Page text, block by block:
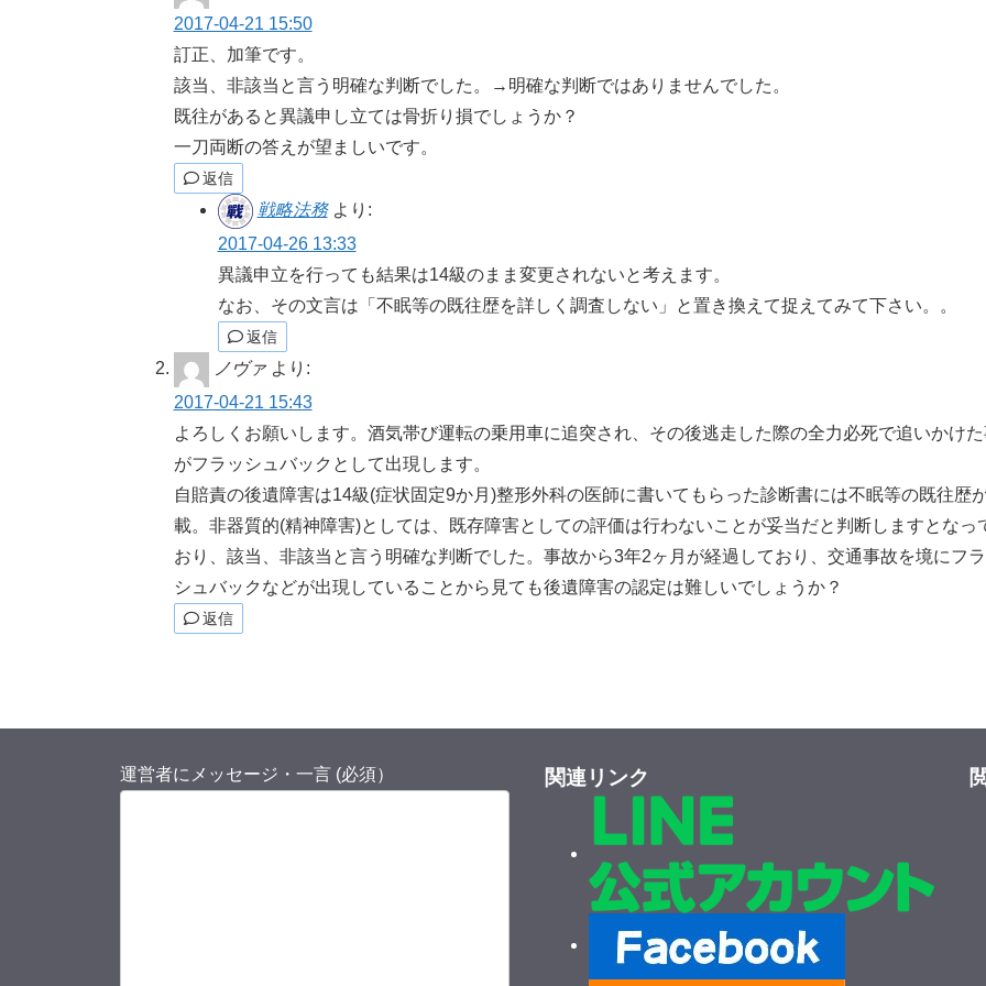
2017-04-21 15:50
訂正、加筆です。
該当、非該当と言う明確な判断でした。→明確な判断ではありませんでした。
既往があると異議申し立ては骨折り損でしょうか？
一刀両断の答えが望ましいです。
返信
戦略法務 より:
2017-04-26 13:33
異議申立を行っても結果は14級のまま変更されないと考えます。
なお、その文言は「不眠等の既往歴を詳しく調査しない」と置き換えて捉えてみて下さい。。
返信
ノヴァ より:
2017-04-21 15:43
よろしくお願いします。酒気帯び運転の乗用車に追突され、その後逃走した際の全力必死で追いかけ
がフラッシュバックとして出現します。
自賠責の後遺障害は14級(症状固定9か月)整形外科の医師に書いてもらった診断書には不眠等の既往歴
載。非器質的(精神障害)としては、既存障害としての評価は行わないことが妥当だと判断しますとなっ
おり、該当、非該当と言う明確な判断でした。事故から3年2ヶ月が経過しており、交通事故を境にフ
シュバックなどが出現していることから見ても後遺障害の認定は難しいでしょうか？
返信
運営者にメッセージ・一言 (必須） 関連リンク